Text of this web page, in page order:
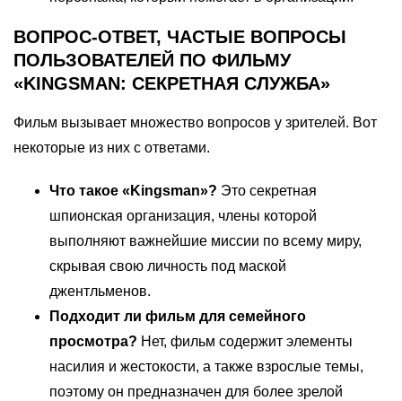
ВОПРОС-ОТВЕТ, ЧАСТЫЕ ВОПРОСЫ
ПОЛЬЗОВАТЕЛЕЙ ПО ФИЛЬМУ
«KINGSMAN: СЕКРЕТНАЯ СЛУЖБА»
Фильм вызывает множество вопросов у зрителей. Вот
некоторые из них с ответами.
Что такое «Kingsman»? Это секретная
шпионская организация, члены которой
выполняют важнейшие миссии по всему миру,
скрывая свою личность под маской
джентльменов.
Подходит ли фильм для семейного
просмотра? Нет, фильм содержит элементы
насилия и жестокости, а также взрослые темы,
поэтому он предназначен для более зрелой